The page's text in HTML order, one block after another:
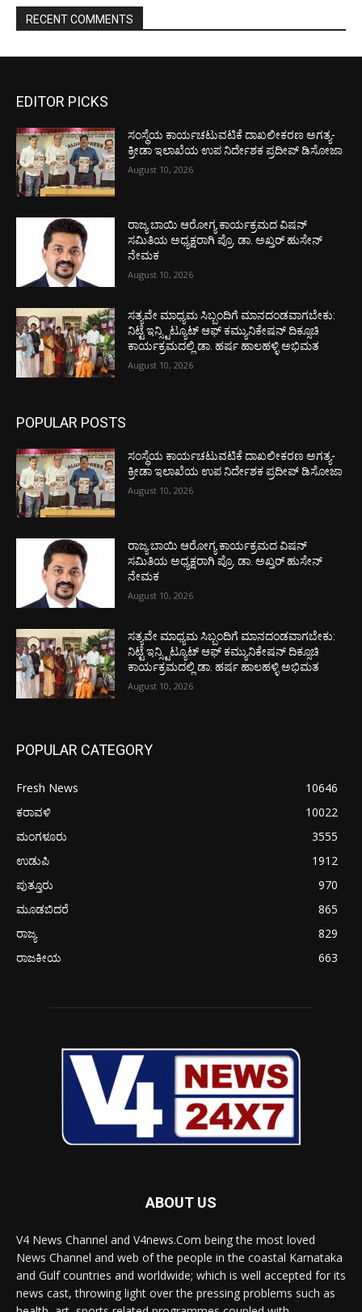
RECENT COMMENTS
EDITOR PICKS
ಸಂಸ್ಥೆಯ ಕಾರ್ಯಚಟುವಟಿಕೆ ದಾಖಲೀಕರಣ ಅಗತ್ಯ-
ಕ್ರೀಡಾ ಇಲಾಖೆಯ ಉಪ ನಿರ್ದೇಶಕ ಪ್ರದೀಪ್ ಡಿಸೋಜಾ
August 10, 2026
ರಾಜ್ಯ ಬಾಯಿ ಆರೋಗ್ಯ ಕಾರ್ಯಕ್ರಮದ ವಿಷನ್
ಸಮಿತಿಯ ಅಧ್ಯಕ್ಷರಾಗಿ ಪ್ರೊ. ಡಾ. ಅಖ್ತರ್ ಹುಸೇನ್
ನೇಮಕ
August 10, 2026
ಸತ್ಯವೇ ಮಾಧ್ಯಮ ಸಿಬ್ಬಂದಿಗೆ ಮಾನದಂಡವಾಗಬೇಕು:
ನಿಟ್ಟೆ ಇನ್ಸ್ಟಿಟ್ಯೂಟ್ ಆಫ್ ಕಮ್ಯುನಿಕೇಷನ್ ದಿಕ್ಸೂಚಿ
ಕಾರ್ಯಕ್ರಮದಲ್ಲಿ ಡಾ. ಹರ್ಷ ಹಾಲಹಳ್ಳಿ ಅಭಿಮತ
August 10, 2026
POPULAR POSTS
ಸಂಸ್ಥೆಯ ಕಾರ್ಯಚಟುವಟಿಕೆ ದಾಖಲೀಕರಣ ಅಗತ್ಯ-
ಕ್ರೀಡಾ ಇಲಾಖೆಯ ಉಪ ನಿರ್ದೇಶಕ ಪ್ರದೀಪ್ ಡಿಸೋಜಾ
August 10, 2026
ರಾಜ್ಯ ಬಾಯಿ ಆರೋಗ್ಯ ಕಾರ್ಯಕ್ರಮದ ವಿಷನ್
ಸಮಿತಿಯ ಅಧ್ಯಕ್ಷರಾಗಿ ಪ್ರೊ. ಡಾ. ಅಖ್ತರ್ ಹುಸೇನ್
ನೇಮಕ
August 10, 2026
ಸತ್ಯವೇ ಮಾಧ್ಯಮ ಸಿಬ್ಬಂದಿಗೆ ಮಾನದಂಡವಾಗಬೇಕು:
ನಿಟ್ಟೆ ಇನ್ಸ್ಟಿಟ್ಯೂಟ್ ಆಫ್ ಕಮ್ಯುನಿಕೇಷನ್ ದಿಕ್ಸೂಚಿ
ಕಾರ್ಯಕ್ರಮದಲ್ಲಿ ಡಾ. ಹರ್ಷ ಹಾಲಹಳ್ಳಿ ಅಭಿಮತ
August 10, 2026
POPULAR CATEGORY
Fresh News
10646
ಕರಾವಳಿ
10022
ಮಂಗಳೂರು
3555
ಉಡುಪಿ
1912
ಪುತ್ತೂರು
970
ಮೂಡಬಿದರೆ
865
ರಾಜ್ಯ
829
ರಾಜಕೀಯ
663
ABOUT US
V4 News Channel and V4news.Com being the most loved
News Channel and web of the people in the coastal Karnataka
and Gulf countries and worldwide; which is well accepted for its
news cast, throwing light over the pressing problems such as